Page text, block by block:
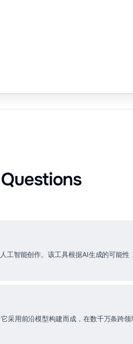
工智能创作。该工具根据AI生成的可能性
采用前沿模型构建而成，在数千万条跨